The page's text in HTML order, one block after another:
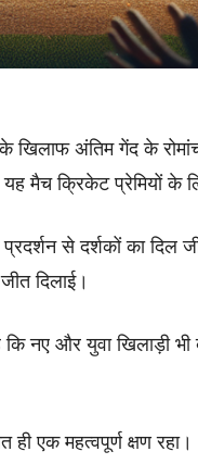
के खिलाफ अंतिम गेंद के
मैच क्रिकेट प्रेमियों के
से दर्शकों का दिल
दिलाई।
कि नए और युवा खिलाड़ी
एक महत्वपूर्ण क्षण रहा।